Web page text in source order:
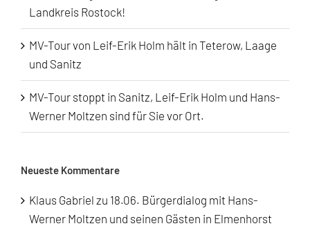
Landkreis Rostock!
MV-Tour von Leif-Erik Holm hält in Teterow, Laage
und Sanitz
MV-Tour stoppt in Sanitz, Leif-Erik Holm und Hans-
Werner Moltzen sind für Sie vor Ort.
Neueste Kommentare
Klaus Gabriel zu 18.06. Bürgerdialog mit Hans-
Werner Moltzen und seinen Gästen in Elmenhorst